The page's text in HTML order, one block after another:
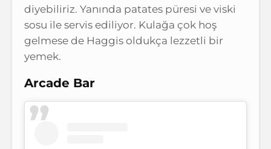
diyebiliriz. Yanında patates püresi ve viski
sosu ile servis ediliyor. Kulağa çok hoş
gelmese de Haggis oldukça lezzetli bir
yemek.
Arcade Bar